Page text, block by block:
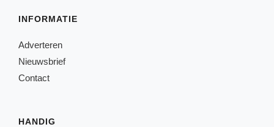
INFORMATIE
Adverteren
Nieuwsbrief
Contact
HANDIG